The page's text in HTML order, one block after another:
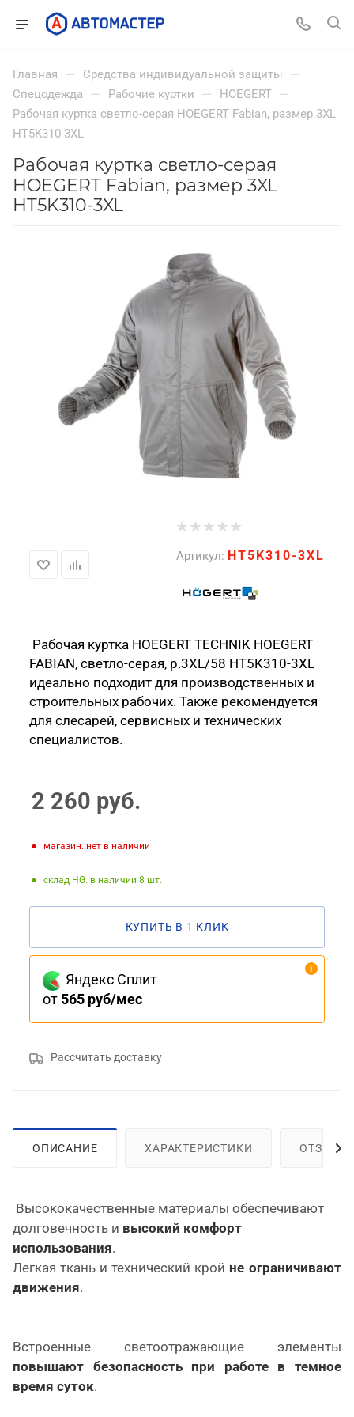
Главная — Средства индивидуальной защиты —
Спецодежда — Рабочие куртки — HOEGERT —
Рабочая куртка светло-серая HOEGERT Fabian, размер 3XL
HT5K310-3XL
Рабочая куртка светло-серая
HOEGERT Fabian, размер 3XL
HT5K310-3XL
Артикул: HT5K310-3XL
Рабочая куртка HOEGERT TECHNIK HOEGERT
FABIAN, светло-серая, р.3XL/58 HT5K310-3XL
идеально подходит для производственных и
строительных рабочих. Также рекомендуется
для слесарей, сервисных и технических
специалистов.
2 260 руб.
Магазин: нет в наличии
Склад HG: в наличии 8
КУПИТЬ В 1 КЛИК
Яндекс Сплит
от 565 руб/мес
Рассчитать доставку
ОПИСАНИЕ ХАРАКТЕРИСТИКИ ОТЗЫВЫ
Высококачественные материалы обеспечивают
долговечность и высокий комфорт
использования.
Легкая ткань и технический крой не ограничивают
движения.
Встроенные светоотражающие элементы
повышают безопасность при работе в темное
время суток.